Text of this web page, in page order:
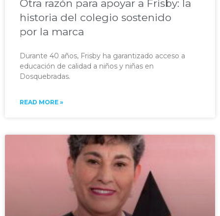
Otra razón para apoyar a Frisby: la
historia del colegio sostenido
por la marca
Durante 40 años, Frisby ha garantizado acceso a
educación de calidad a niños y niñas en
Dosquebradas.​
READ MORE »